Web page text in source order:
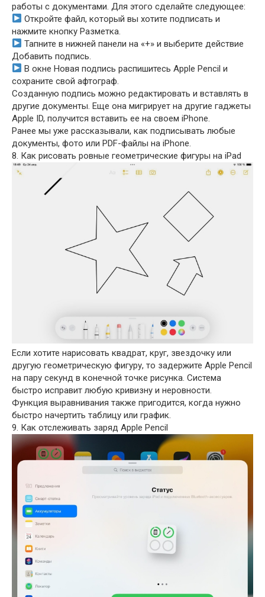
работы с документами. Для этого сделайте следующее:
Откройте файл, который вы хотите подписать и
нажмите кнопку Разметка.
Тапните в нижней панели на «+» и выберите действие
Добавить подпись.
В окне Новая подпись распишитесь Apple Pencil и
сохраните свой афтограф.
Созданную подпись можно редактировать и вставлять в
другие документы. Еще она мигрирует на другие гаджеты
Apple ID, получится вставить ее на своем iPhone.
Ранее мы уже рассказывали, как подписывать любые
документы, фото или PDF-файлы на iPhone.
8. Как рисовать ровные геометрические фигуры на iPad
Если хотите нарисовать квадрат, круг, звездочку или
другую геометрическую фигуру, то задержите Apple Pencil
на пару секунд в конечной точке рисунка. Система
быстро исправит любую кривизну и неровности.
Функция выравнивания также пригодится, когда нужно
быстро начертить таблицу или график.
9. Как отслеживать заряд Apple Pencil